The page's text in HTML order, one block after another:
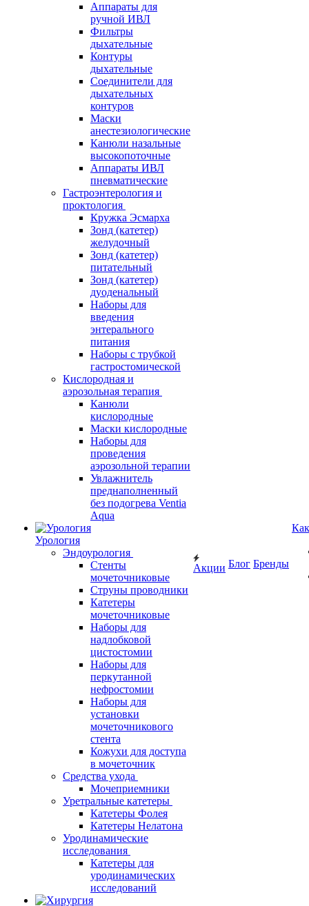
Аппараты для
ручной ИВЛ
Фильтры
дыхательные
Контуры
дыхательные
Соединители для
дыхательных
контуров
Маски
анестезиологические
Канюли назальные
высокопоточные
Аппараты ИВЛ
пневматические
Гастроэнтерология и
проктология
Кружка Эсмарха
Зонд (катетер)
желудочный
Зонд (катетер)
питательный
Зонд (катетер)
дуоденальный
Наборы для
введения
энтерального
питания
Наборы с трубкой
гастростомической
Кислородная и
аэрозольная терапия
Канюли
кислородные
Маски кислородные
Наборы для
проведения
аэрозольной терапии
Увлажнитель
преднаполненный
без подогрева Ventia
Aqua
Урология
Эндоурология
Стенты
мочеточниковые
Струны проводники
Катетеры
мочеточниковые
Наборы для
надлобковой
цистостомии
Наборы для
перкутанной
нефростомии
Наборы для
установки
мочеточникового
стента
Кожухи для доступа
в мочеточник
Средства ухода
Мочеприемники
Уретральные катетеры
Катетеры Фолея
Катетеры Нелатона
Уродинамические
исследования
Катетеры для
уродинамических
исследований
Акции Блог Бренды